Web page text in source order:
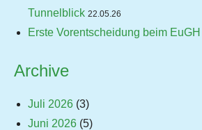
Tunnelblick 22.05.26
Erste Vorentscheidung beim EuGH
Archive
Juli 2026 (3)
Juni 2026 (5)